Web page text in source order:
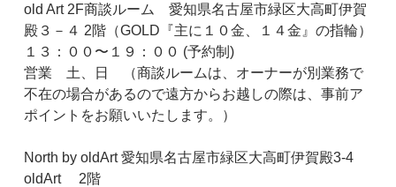
old Art 2F商談ルーム 愛知県名古屋市緑区大高町伊賀
殿３－４ 2階（GOLD『主に１０金、１４金』の指輪）
１３：００〜１９：００ (予約制)
営業 土、日 （商談ルームは、オーナーが別業務で
不在の場合があるので遠方からお越しの際は、事前ア
ポイントをお願いいたします。）
North by oldArt 愛知県名古屋市緑区大高町伊賀殿3-4
oldArt 2階